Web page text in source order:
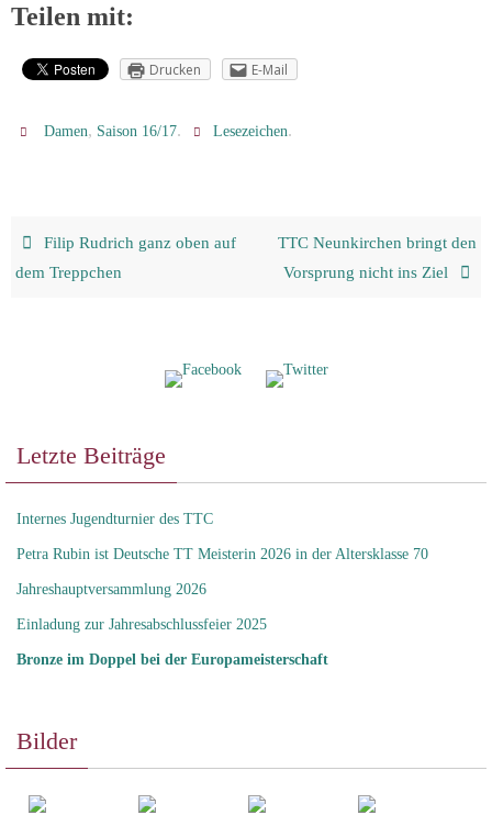
Teilen mit:
Drucken E-Mail
Damen, Saison 16/17. Lesezeichen.
Filip Rudrich ganz oben auf
dem Treppchen
TTC Neunkirchen bringt den
Vorsprung nicht ins Ziel
Letzte Beiträge
Internes Jugendturnier des TTC
Petra Rubin ist Deutsche TT Meisterin 2026 in der Altersklasse 70
Jahreshauptversammlung 2026
Einladung zur Jahresabschlussfeier 2025
Bronze im Doppel bei der Europameisterschaft
Bilder